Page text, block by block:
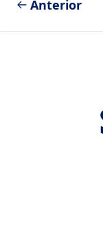
Anterior